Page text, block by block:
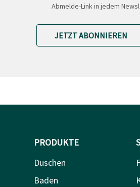
Abmelde-Link in jedem
JETZT ABONNIEREN
PRODUKTE
Duschen
Baden